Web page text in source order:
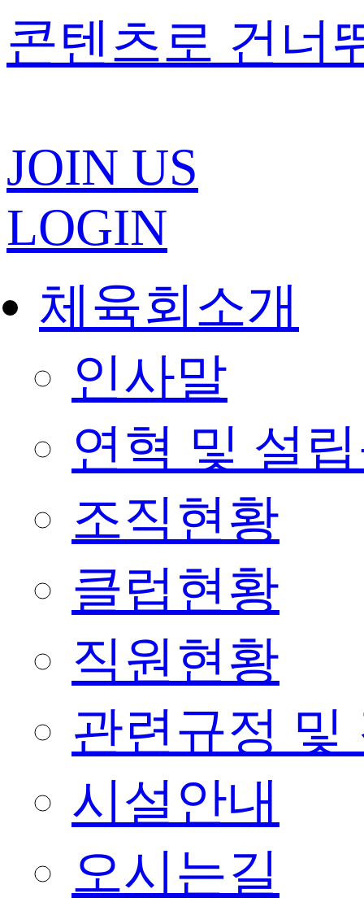
콘텐츠로 건너
JOIN US
LOGIN
체육회소개
인사말
연혁 및 설
조직현황
클럽현황
직원현황
관련규정 및
시설안내
오시는길